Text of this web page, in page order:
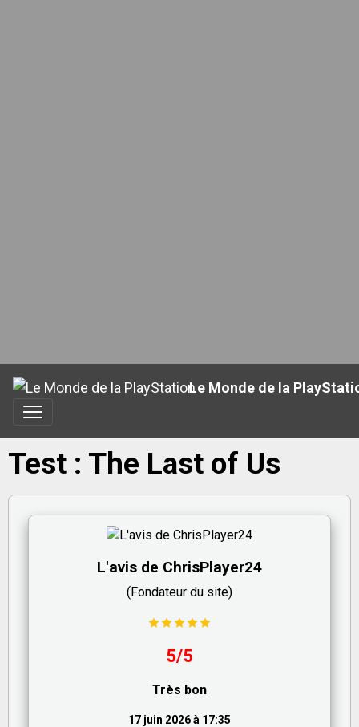
Le Monde de la
Test : The Last of Us
L'avis de ChrisPlayer24
(Fondateur du site)
5/5
Très bon
17 juin 2026 à 17:35